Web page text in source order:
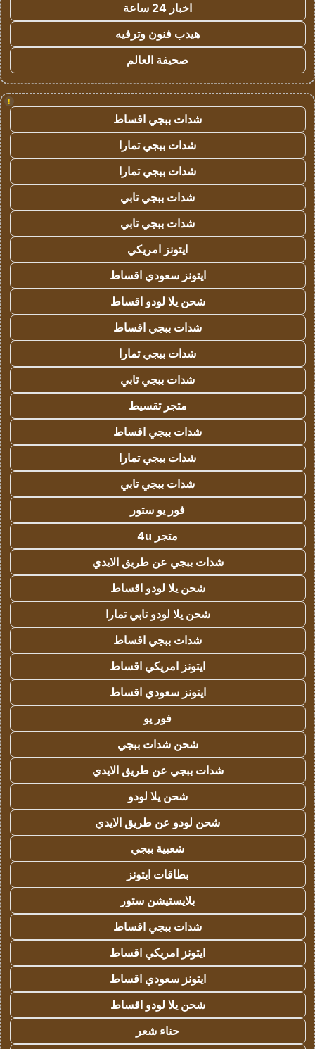
اخبار 24 ساعة
هيدب فنون وترفيه
صحيفة العالم
!
شدات ببجي اقساط
شدات ببجي تمارا
شدات ببجي تمارا
شدات ببجي تابي
شدات ببجي تابي
ايتونز امريكي
ايتونز سعودي اقساط
شحن يلا لودو اقساط
شدات ببجي اقساط
شدات ببجي تمارا
شدات ببجي تابي
متجر تقسيط
شدات ببجي اقساط
شدات ببجي تمارا
شدات ببجي تابي
فور يو ستور
متجر 4u
شدات ببجي عن طريق الايدي
شحن يلا لودو اقساط
شحن يلا لودو تابي تمارا
شدات ببجي اقساط
ايتونز امريكي اقساط
ايتونز سعودي اقساط
فور يو
شحن شدات ببجي
شدات ببجي عن طريق الايدي
شحن يلا لودو
شحن لودو عن طريق الايدي
شعبية ببجي
بطاقات ايتونز
بلايستيشن ستور
شدات ببجي اقساط
ايتونز امريكي اقساط
ايتونز سعودي اقساط
شحن يلا لودو اقساط
حناء شعر